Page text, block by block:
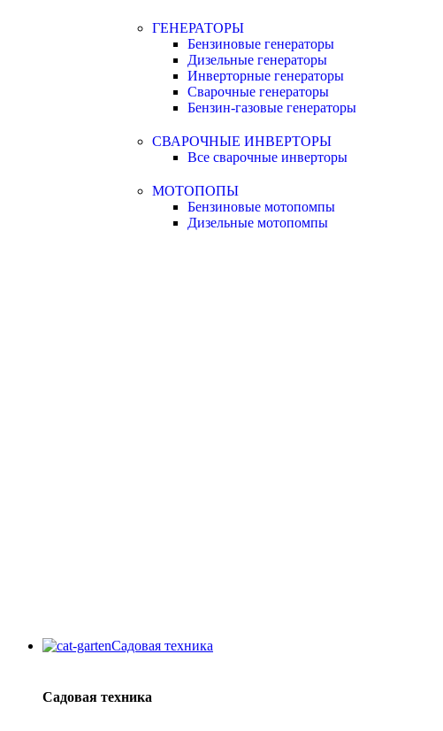
ГЕНЕРАТОРЫ
Бензиновые генераторы
Дизельные генераторы
Инверторные генераторы
Сварочные генераторы
Бензин-газовые генераторы
СВАРОЧНЫЕ ИНВЕРТОРЫ
Все сварочные инверторы
МОТОПОПЫ
Бензиновые мотопомпы
Дизельные мотопомпы
Садовая техника
Садовая техника